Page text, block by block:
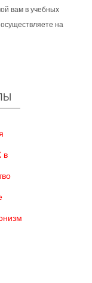
вам в учебных
на
в